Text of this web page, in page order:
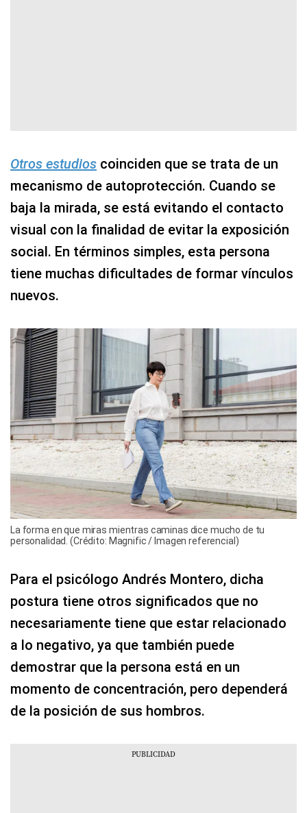
Otros estudios coinciden que se trata de un
mecanismo de autoprotección. Cuando se
baja la mirada, se está evitando el contacto
visual con la finalidad de evitar la exposición
social. En términos simples, esta persona
tiene muchas dificultades de formar vínculos
nuevos.
La forma en que miras mientras caminas dice mucho de tu
personalidad. (Crédito: Magnific / Imagen referencial)
Para el psicólogo Andrés Montero, dicha
postura tiene otros significados que no
necesariamente tiene que estar relacionado
a lo negativo, ya que también puede
demostrar que la persona está en un
momento de concentración, pero dependerá
de la posición de sus hombros.